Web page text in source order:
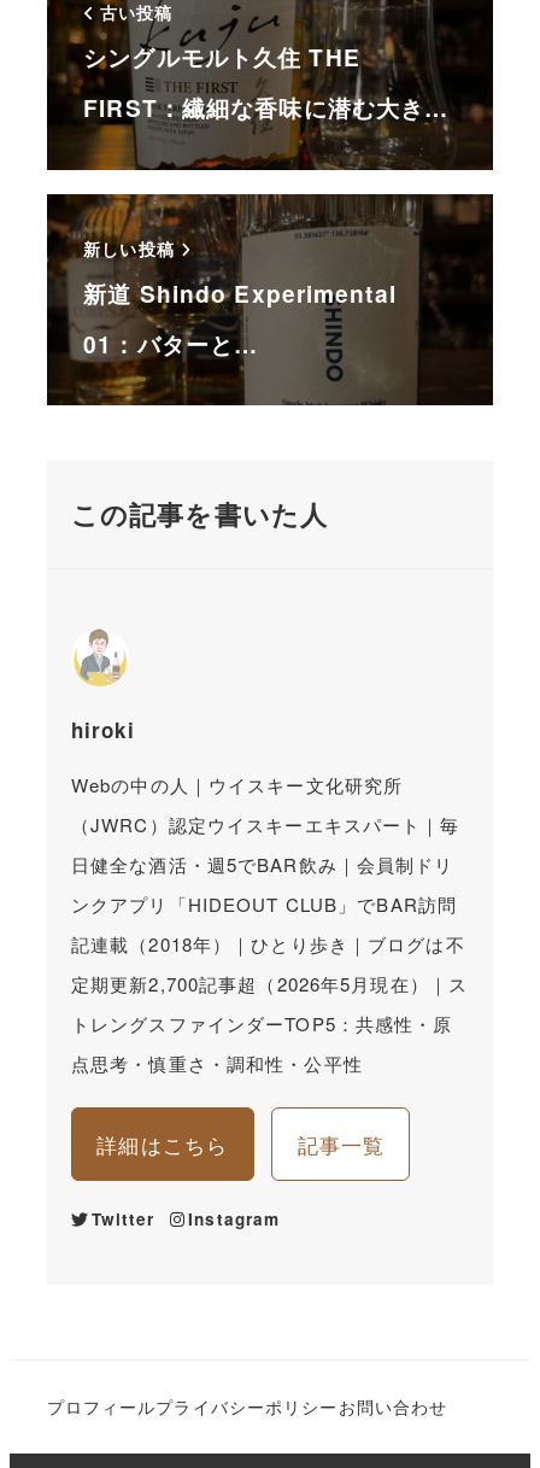
古い投稿
シングルモルト久住 THE
FIRST：繊細な香味に潜む大き…
新しい投稿
新道 Shindo Experimental
01：バターと…
この記事を書いた人
hiroki
Webの中の人｜ウイスキー文化研究所
（JWRC）認定ウイスキーエキスパート｜毎
日健全な酒活・週5でBAR飲み｜会員制ドリ
ンクアプリ「HIDEOUT CLUB」でBAR訪問
記連載（2018年）｜ひとり歩き｜ブログは不
定期更新2,700記事超（2026年5月現在）｜ス
トレングスファインダーTOP5：共感性・原
点思考・慎重さ・調和性・公平性
詳細はこちら 記事一覧
Twitter Instagram
プロフィールプライバシーポリシー お問い合わせ